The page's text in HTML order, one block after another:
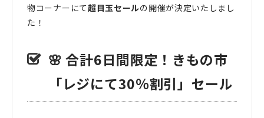
物コーナーにて超目玉セールの開催が決定いたしまし
た！
🌸 合計6日間限定！きもの市
「レジにて30％割引」セール